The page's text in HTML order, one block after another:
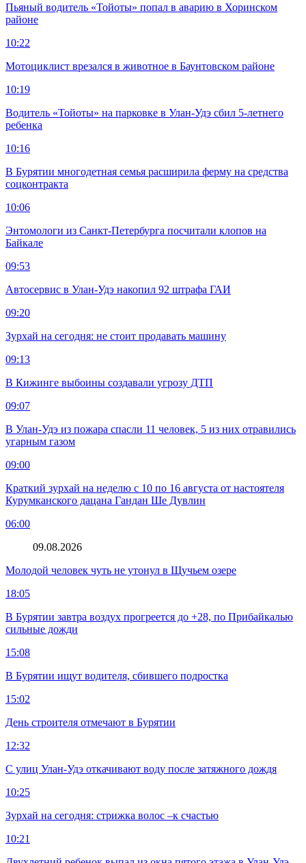
Пьяный водитель «Тойоты» попал в аварию в Хоринском
районе
10:22
Мотоциклист врезался в животное в Баунтовском районе
10:19
Водитель «Тойоты» на парковке в Улан-Удэ сбил 5-летнего
ребенка
10:16
В Бурятии многодетная семья расширила ферму на средства
соцконтракта
10:06
Энтомологи из Санкт-Петербурга посчитали клопов на
Байкале
09:53
Автосервис в Улан-Удэ накопил 92 штрафа ГАИ
09:20
Зурхай на сегодня: не стоит продавать машину
09:13
В Кижинге выбоины создавали угрозу ДТП
09:07
В Улан-Удэ из пожара спасли 11 человек, 5 из них отравились
угарным газом
09:00
Краткий зурхай на неделю с 10 по 16 августа от настоятеля
Курумканского дацана Гандан Ше Дувлин
06:00
09.08.2026
Молодой человек чуть не утонул в Щучьем озере
18:05
В Бурятии завтра воздух прогреется до +28, по Прибайкалью
сильные дожди
15:08
В Бурятии ищут водителя, сбившего подростка
15:02
День строителя отмечают в Бурятии
12:32
С улиц Улан-Удэ откачивают воду после затяжного дождя
10:25
Зурхай на сегодня: стрижка волос –к счастью
10:21